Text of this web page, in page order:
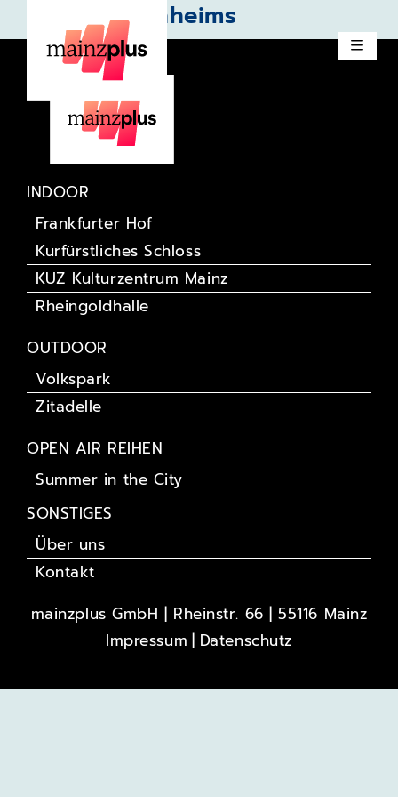
Söhne Mannheims
INDOOR
Frankfurter Hof
Kurfürstliches Schloss
KUZ Kulturzentrum Mainz
Rheingoldhalle
OUTDOOR
Volkspark
Zitadelle
OPEN AIR REIHEN
Summer in the City
SONSTIGES
Über uns
Kontakt
mainzplus GmbH | Rheinstr. 66 | 55116 Mainz
Impressum
Datenschutz